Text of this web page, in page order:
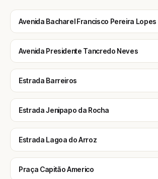
Avenida Bacharel Francisco Pereira Lopes
Avenida Presidente Tancredo Neves
Estrada Barreiros
Estrada Jenipapo da Rocha
Estrada Lagoa do Arroz
Praça Capitão Americo